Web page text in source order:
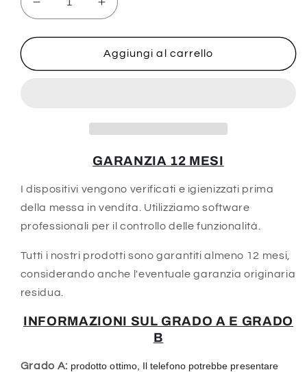
Diminuisci
quantità
per
XS
Aumenta
quantità
per
iPhone
XS
Aggiungi al carrello
GARANZIA 12 MESI
I dispositivi vengono verificati e igienizzati prima
della messa in vendita. Utilizziamo software
professionali per il controllo delle funzionalità.
Tutti i nostri prodotti sono garantiti almeno 12 mesi,
considerando anche l'eventuale garanzia originaria
residua.
INFORMAZIONI SUL GRADO A E GRADO
B
Grado A: prodotto ottimo, Il telefono potrebbe presentare